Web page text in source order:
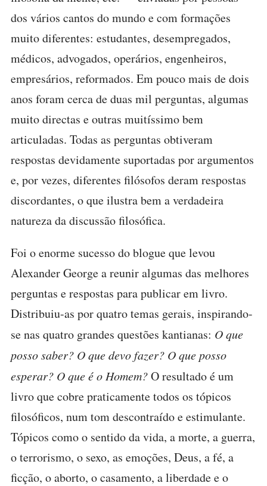
dos vários cantos do mundo e com formações
muito diferentes: estudantes, desempregados,
médicos, advogados, operários, engenheiros,
empresários, reformados. Em pouco mais de dois
anos foram cerca de duas mil perguntas, algumas
muito directas e outras muitíssimo bem
articuladas. Todas as perguntas obtiveram
respostas devidamente suportadas por argumentos
e, por vezes, diferentes filósofos deram respostas
discordantes, o que ilustra bem a verdadeira
natureza da discussão filosófica.
Foi o enorme sucesso do blogue que levou
Alexander George a reunir algumas das melhores
perguntas e respostas para publicar em livro.
Distribuiu-as por quatro temas gerais, inspirando-
se nas quatro grandes questões kantianas: O que
posso saber? O que devo fazer? O que posso
esperar? O que é o Homem?O resultado é um
livro que cobre praticamente todos os tópicos
filosóficos, num tom descontraído e estimulante.
Tópicos como o sentido da vida, a morte, a guerra,
o terrorismo, o sexo, as emoções, Deus, a fé, a
ficção, o aborto, o casamento, a liberdade e o